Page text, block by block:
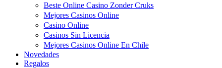
Beste Online Casino Zonder Cruks
Mejores Casinos Online
Casino Online
Casinos Sin Licencia
Mejores Casinos Online En Chile
Novedades
Regalos